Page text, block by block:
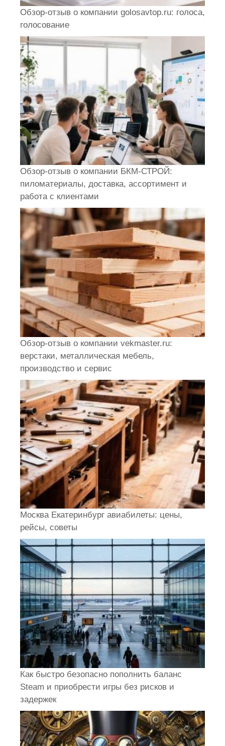
Обзор-отзыв о компании golosavtop.ru: голоса,
голосование
Обзор-отзыв о компании БКМ-СТРОЙ:
пиломатериалы, доставка, ассортимент и
работа с клиентами
Обзор-отзыв о компании vekmaster.ru:
верстаки, металлическая мебель,
производство и сервис
Москва Екатеринбург авиабилеты: цены,
рейсы, советы
Как быстро безопасно пополнить баланс
Steam и приобрести игры без рисков и
задержек